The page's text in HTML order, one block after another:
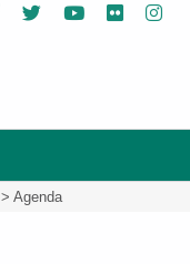
Facebook
Twitter YouTube
Flickr
> Agenda